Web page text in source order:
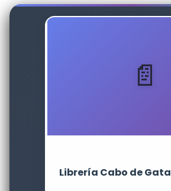
Librería Cabo de Gata